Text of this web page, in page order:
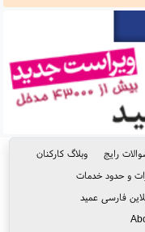
رایج
وبلاگ کارکنان
و حدود خدمات
فارسی عمید